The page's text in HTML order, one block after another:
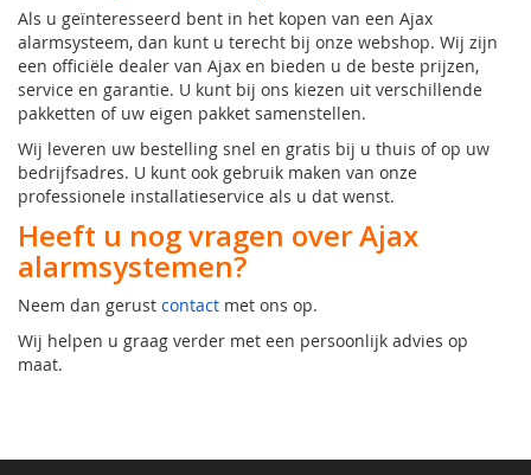
Als u geïnteresseerd bent in het kopen van een Ajax
alarmsysteem, dan kunt u terecht bij onze webshop. Wij zijn
een officiële dealer van Ajax en bieden u de beste prijzen,
service en garantie. U kunt bij ons kiezen uit verschillende
pakketten of uw eigen pakket samenstellen.
Wij leveren uw bestelling snel en gratis bij u thuis of op uw
bedrijfsadres. U kunt ook gebruik maken van onze
professionele installatieservice als u dat wenst.
Heeft u nog vragen over Ajax
alarmsystemen?
Neem dan gerust contact met ons op.
Wij helpen u graag verder met een persoonlijk advies op
maat.